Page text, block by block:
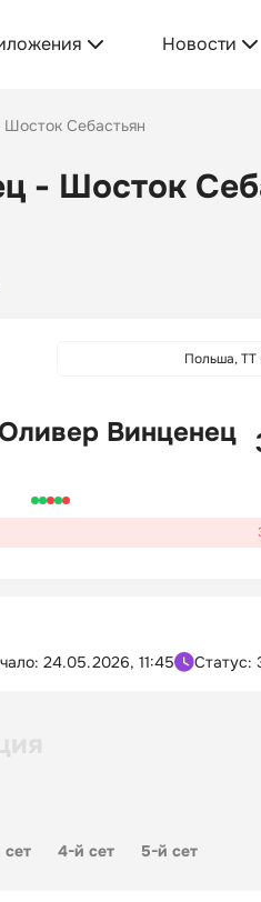
Новости
Себастьян
- Шосток
Польша, TT
Винценец
24.05.2026, 11:45 Статус:
4-й сет 5-й сет